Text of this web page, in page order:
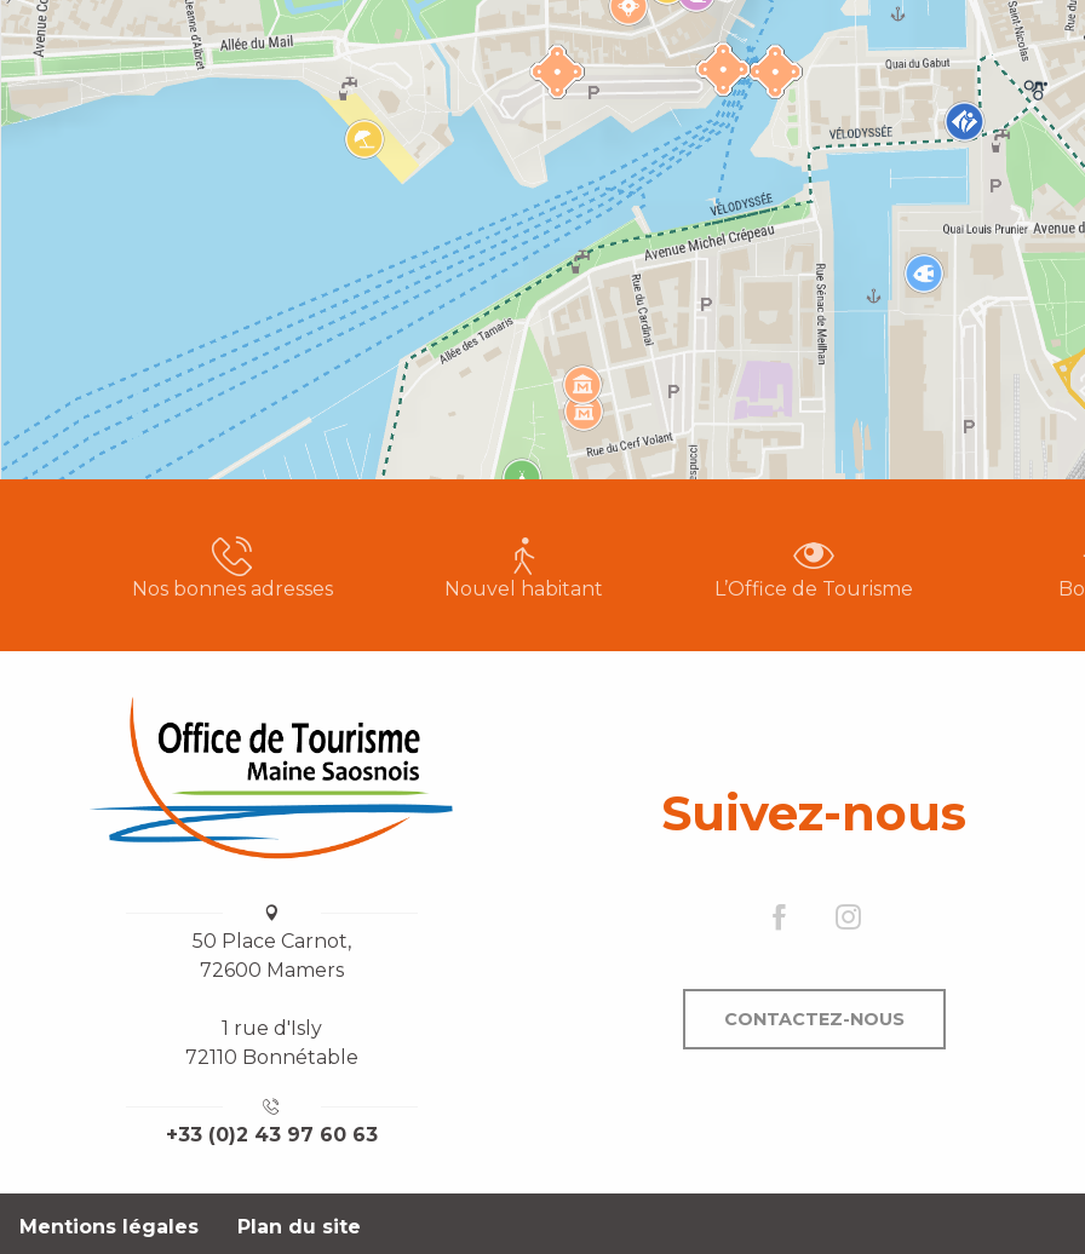
Nos bonnes adresses Nouvel habitant L’Office de Tourisme
50 Place Carnot,
72600 Mamers
1 rue d'Isly
72110 Bonnétable
+33 (0)2 43 97 60 63
Suivez-nous
CONTACTEZ-NOUS
Mentions légales Plan du site